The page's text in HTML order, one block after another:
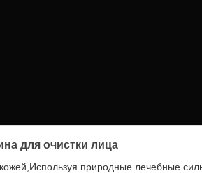
для очистки лица
природные лечебные